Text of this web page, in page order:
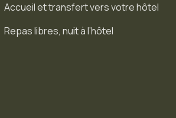
Accueil et transfert vers votre hôtel
Repas libres, nuit à l’hôtel